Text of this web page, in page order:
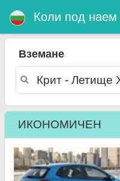
Вземане
ИКОНОМИЧЕН